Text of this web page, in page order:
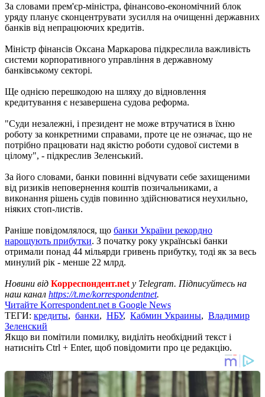
За словами прем'єр-міністра, фінансово-економічний блок
уряду планує сконцентрувати зусилля на очищенні державних
банків від непрацюючих кредитів.
Міністр фінансів Оксана Маркарова підкреслила важливість
системи корпоративного управління в державному
банківському секторі.
Ще однією перешкодою на шляху до відновлення
кредитування є незавершена судова реформа.
"Суди незалежні, і президент не може втручатися в їхню
роботу за конкретними справами, проте це не означає, що не
потрібно працювати над якістю роботи судової системи в
цілому", - підкреслив Зеленський.
За його словами, банки повинні відчувати себе захищеними
від ризиків неповернення коштів позичальниками, а
виконання рішень судів повинно здійснюватися неухильно,
ніяких стоп-листів.
Раніше повідомлялося, що банки України рекордно
нарощують прибутки. З початку року українські банки
отримали понад 44 мільярди гривень прибутку, тоді як за весь
минулий рік - менше 22 млрд.
Новини від Корреспондент.net у Telegram. Підписуйтесь на
наш канал https://t.me/korrespondentnet.
Читайте Korrespondent.net в Google News
ТЕГИ: кредиты, банки, НБУ, Кабмин Украины, Владимир
Зеленский
Якщо ви помітили помилку, виділіть необхідний текст і
натисніть Ctrl + Enter, щоб повідомити про це редакцію.